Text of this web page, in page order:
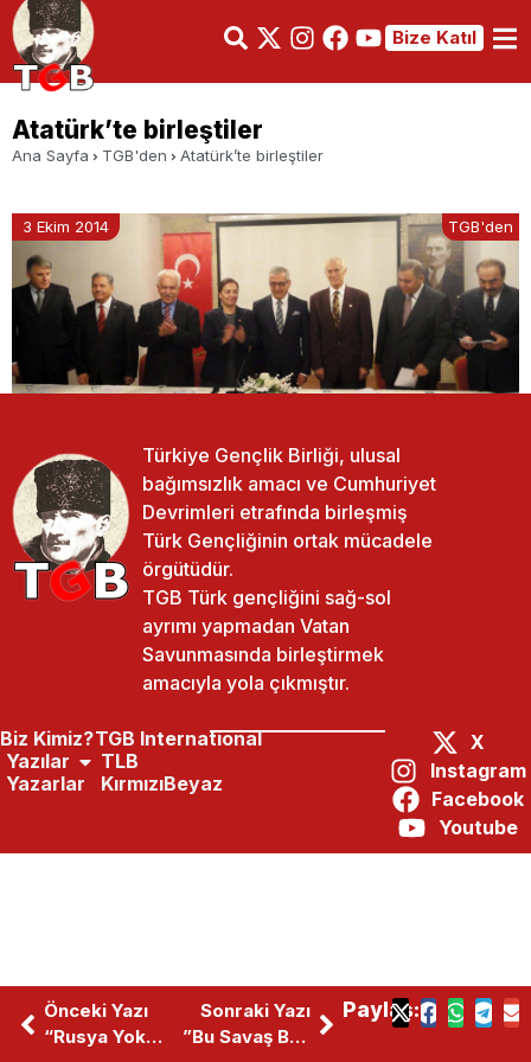
Bize Katıl
Atatürk’te birleştiler
Ana Sayfa TGB'den Atatürk’te birleştiler
3 Ekim 2014 TGB'den
Önceki Yazı
“Rusya Yoksa Istikrar Da Yok”
Sonraki Yazı
”Bu Savaş Bizimdir”
Paylaş:
Türkiye Gençlik Birliği, ulusal
bağımsızlık amacı ve Cumhuriyet
Devrimleri etrafında birleşmiş
Türk Gençliğinin ortak mücadele
örgütüdür.
TGB Türk gençliğini sağ-sol
ayrımı yapmadan Vatan
Savunmasında birleştirmek
amacıyla yola çıkmıştır.
Biz Kimiz?
Yazılar
Yazarlar
TGB International
TLB
KırmızıBeyaz
X
Instagram
Facebook
Youtube